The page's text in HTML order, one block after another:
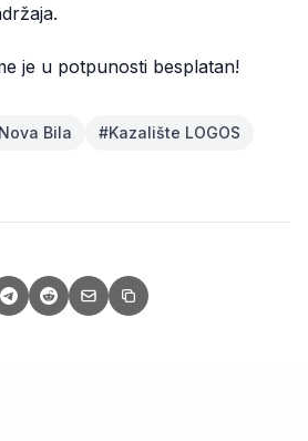
je u potpunosti besplatan!
Bila #Kazalište LOGOS